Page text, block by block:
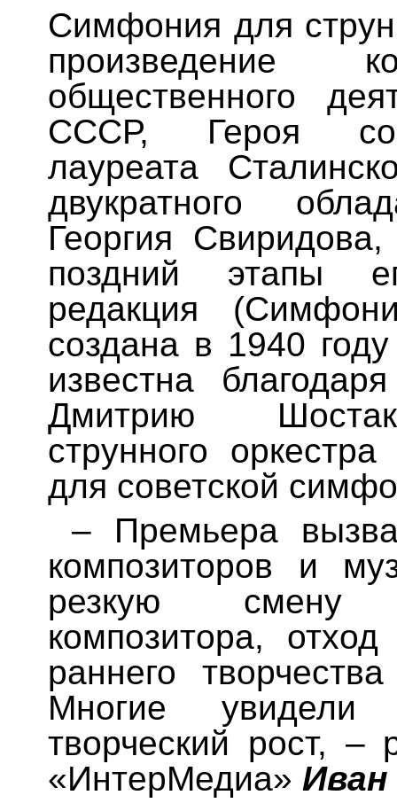
Симфония для
произведение
общественного
СССР, Героя
лауреата
двукратного
Георгия
поздний этапы
редакция
создана в 1940
известна
Дмитрию
струнного
для советской
– Премьера
композиторов и
резкую смену
композитора,
раннего
Многие
творческий рост, –
«ИнтерМедиа» Иван